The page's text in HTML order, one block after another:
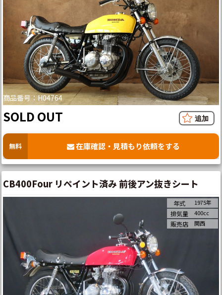
商品番号：H04764
SOLD OUT
無料 在庫確認・見積もり依頼をする
CB400Four リペイント済み 前後アン抜きシート
年式 1975年
排気量 400cc
販売店 関西